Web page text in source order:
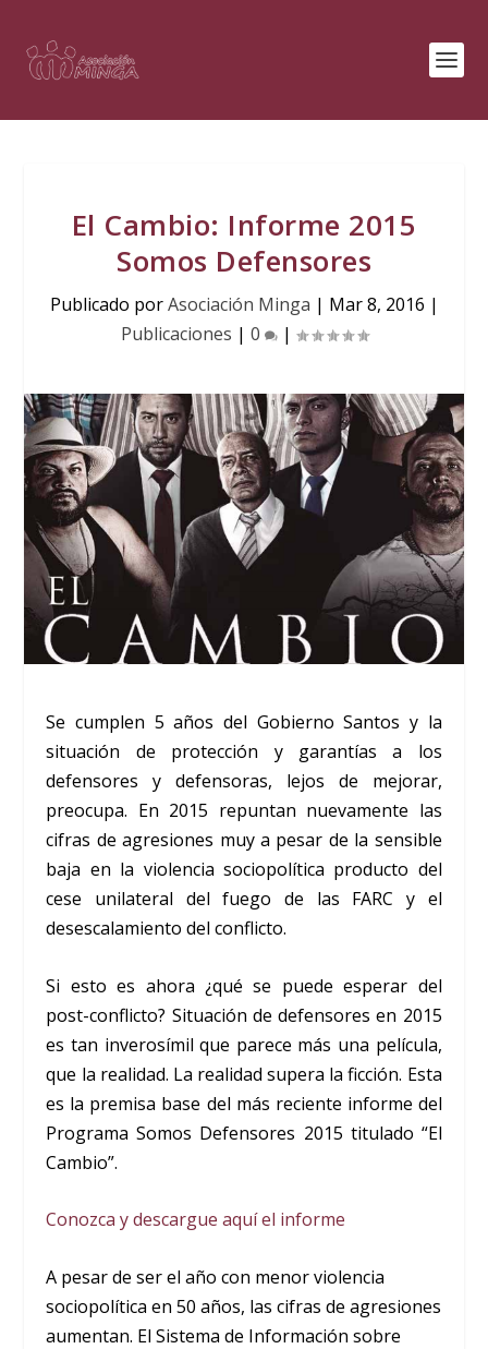
El Cambio: Informe 2015
Somos Defensores
Publicado porAsociación Minga | Mar 8, 2016 |
Publicaciones | 0 |
Se cumplen 5 años del Gobierno Santos y la
situación de protección y garantías a los
defensores y defensoras, lejos de mejorar,
preocupa. En 2015 repuntan nuevamente las
cifras de agresiones muy a pesar de la sensible
baja en la violencia sociopolítica producto del
cese unilateral del fuego de las FARC y el
desescalamiento del conflicto.
Si esto es ahora ¿qué se puede esperar del
post-conflicto? Situación de defensores en 2015
es tan inverosímil que parece más una película,
que la realidad. La realidad supera la ficción. Esta
es la premisa base del más reciente informe del
Programa Somos Defensores 2015 titulado “El
Cambio”.
Conozca y descargue aquí el informe
A pesar de ser el año con menor violencia
sociopolítica en 50 años, las cifras de agresiones
aumentan. El Sistema de Información sobre